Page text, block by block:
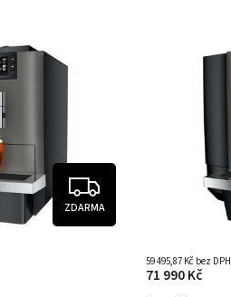
ZDARMA
59 495,87 Kč bez DPH
71 990 Kč